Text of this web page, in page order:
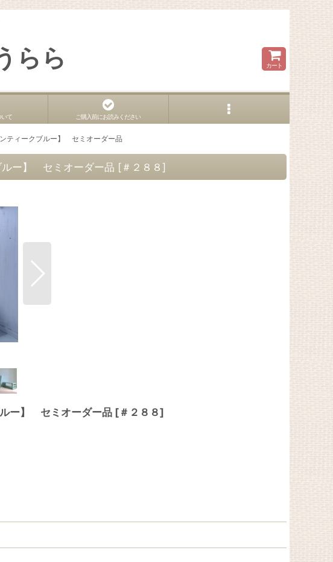
らら カート
いて ご購入前にお読みください
ィークブルー】 セミオーダー品
ー】 セミオーダー品 [＃２８８]
ー】 セミオーダー品 [＃２８８]